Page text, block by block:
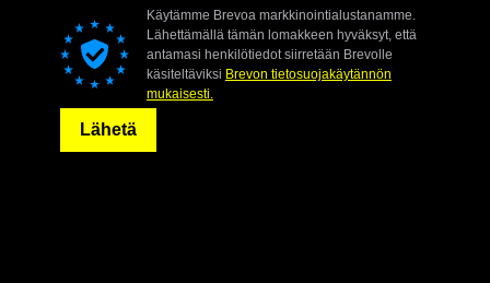
Käytämme Brevoa markkinointialustanamme.
Lähettämällä tämän lomakkeen hyväksyt, että
antamasi henkilötiedot siirretään Brevolle
käsiteltäviksi Brevon tietosuojakäytännön
mukaisesti.
Lähetä